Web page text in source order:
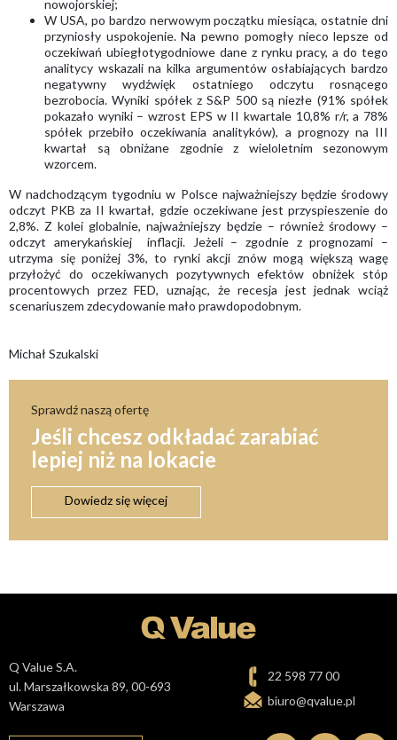
nowojorskiej;
W USA, po bardzo nerwowym początku miesiąca, ostatnie dni
przyniosły uspokojenie. Na pewno pomogły nieco lepsze od
oczekiwań ubiegłotygodniowe dane z rynku pracy, a do tego
analitycy wskazali na kilka argumentów osłabiających bardzo
negatywny wydźwięk ostatniego odczytu rosnącego
bezrobocia. Wyniki spółek z S&P 500 są niezłe (91% spółek
pokazało wyniki – wzrost EPS w II kwartale 10,8% r/r, a 78%
spółek przebiło oczekiwania analityków), a prognozy na III
kwartał są obniżane zgodnie z wieloletnim sezonowym
wzorcem.
W nadchodzącym tygodniu w Polsce najważniejszy będzie środowy
odczyt PKB za II kwartał, gdzie oczekiwane jest przyspieszenie do
2,8%. Z kolei globalnie, najważniejszy będzie – również środowy –
odczyt amerykańskiej inflacji. Jeżeli – zgodnie z prognozami –
utrzyma się poniżej 3%, to rynki akcji znów mogą większą wagę
przyłożyć do oczekiwanych pozytywnych efektów obniżek stóp
procentowych przez FED, uznając, że recesja jest jednak wciąż
scenariuszem zdecydowanie mało prawdopodobnym.
Michał Szukalski
Sprawdź naszą ofertę
Jeśli chcesz odkładać zarabiać
lepiej niż na lokacie
Dowiedz się więcej
Q Value S.A.
ul. Marszałkowska 89, 00-693
Warszawa
22 598 77 00
biuro@qvalue.pl